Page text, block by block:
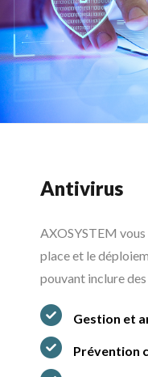
Antivirus
AXOSYSTEM vous
place et le
pouvant inclure
Gestion et
Prévention